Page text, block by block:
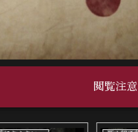
閲覧注意